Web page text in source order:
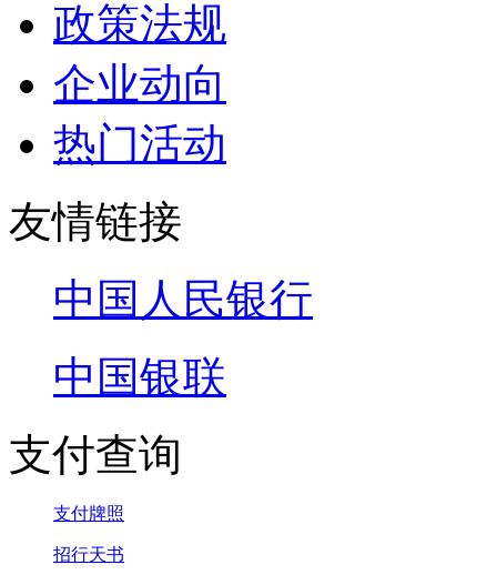
政策法规
企业动向
热门活动
友情链接
中国人民银行
中国银联
支付查询
支付牌照
招行天书